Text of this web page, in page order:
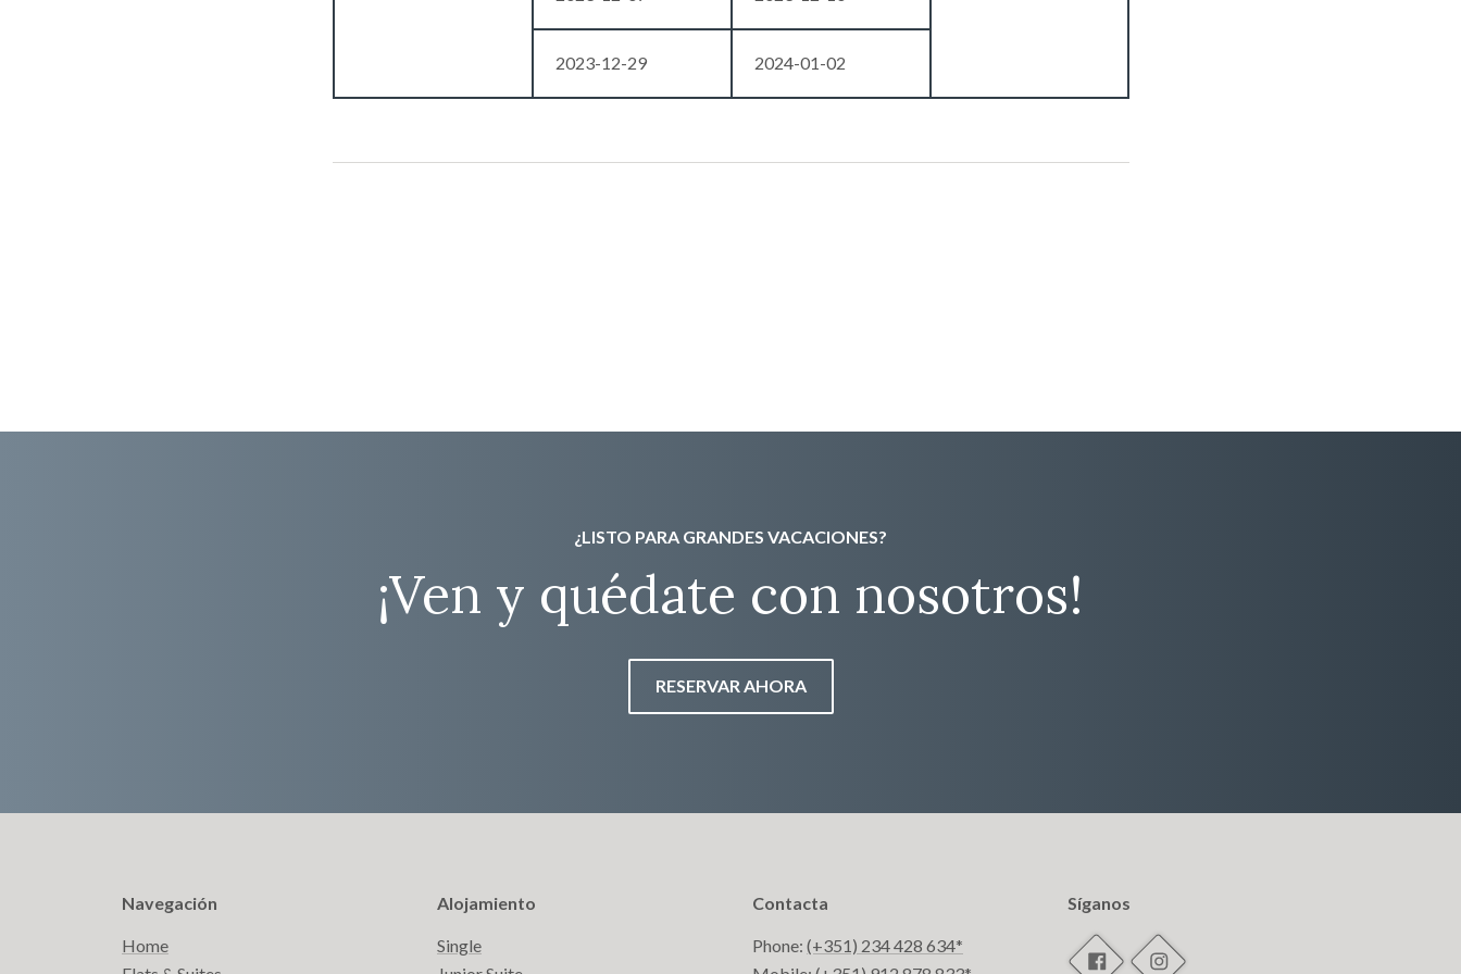
2023-12-29 2024-01-02
¿LISTO PARA GRANDES VACACIONES?
¡Ven y quédate con nosotros!
RESERVAR AHORA
Navegación
Home
Alojamiento
Single
Contacta
Phone: (+351) 234 428 634*
Síganos